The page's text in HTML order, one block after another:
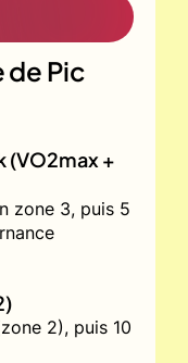
de Pic
(VO2max +
zone 3, puis 5
2), puis 10